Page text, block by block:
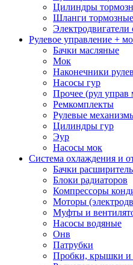
Цилиндры
Шланги тормозные
Электродвигатели
Рулевое управление +
Бачки масляные
Мок
Наконечники
Насосы гур
Прочее (рул управ
Ремкомплекты
Рулевые
Цилиндры гур
Эур
Насосы мок
Система охлаждения и
Бачки
Блоки радиаторов
Компрессоры
Моторы
Муфты и
Насосы водяные
Онв
Патрубки
Пробки, крышки и